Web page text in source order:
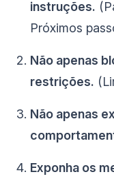
instruções.
Próximos
Não apenas
restrições.
Não apenas
Exponha os